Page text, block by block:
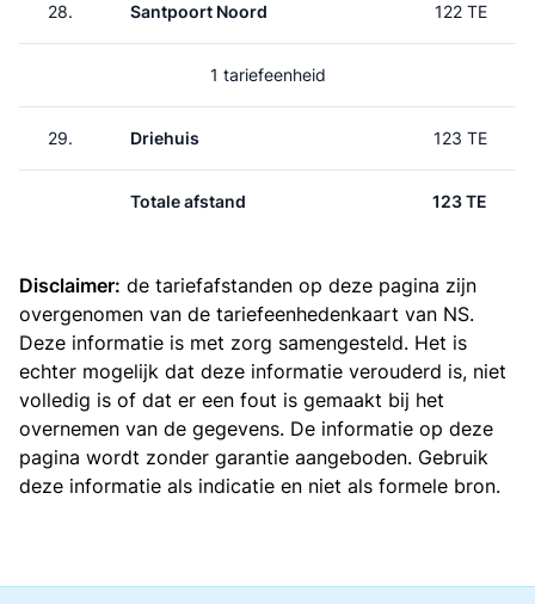
28. Santpoort Noord 122 TE
1 tariefeenheid
29. Driehuis 123 TE
Totale afstand 123 TE
Disclaimer: de tariefafstanden op deze pagina zijn
overgenomen van de tariefeenhedenkaart van NS.
Deze informatie is met zorg samengesteld. Het is
echter mogelijk dat deze informatie verouderd is, niet
volledig is of dat er een fout is gemaakt bij het
overnemen van de gegevens. De informatie op deze
pagina wordt zonder garantie aangeboden. Gebruik
deze informatie als indicatie en niet als formele bron.